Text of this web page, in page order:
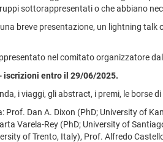
sottorappresentati o che abbiano
breve presentazione, un lightning
nel comitato organizzatore
iscrizioni entro il 29/06/2025.
i viaggi, gli abstract, i premi, le borse
Dan A. Dixon (PhD; University of
Varela-Rey (PhD; University of
of Trento, Italy), Prof. Alfredo